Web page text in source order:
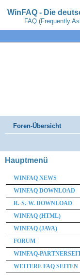
WinFAQ - Die
FAQ (Frequently
Foren-Übersicht
Hauptmenü
WINFAQ NEWS
WINFAQ DOWNLOAD
R.-S.-W. DOWNLOAD
WINFAQ (HTML)
WINFAQ (JAVA)
FORUM
WINFAQ-
WEITERE FAQ SEITEN